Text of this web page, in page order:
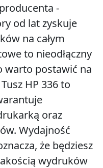
-
od lat zyskuje
na całym
to nieodłączny
warto postawić na
HP 336 to
oraz
Wydajność
że będziesz
wydruków